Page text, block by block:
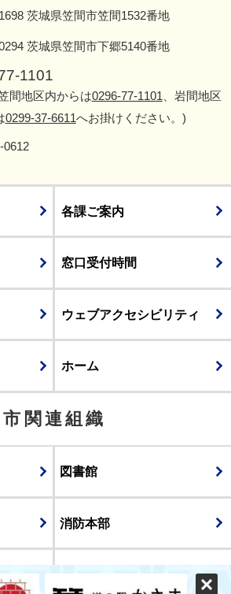
茨城県笠間市笠間1532番地
茨城県笠間市下郷5140番地
1101
間地区内からは0296-77-1101 、岩間地区
0299-37-6611へお掛けください。)
0612
各課ご案内
窓口受付時間
ウェブアクセシビリティ
ホーム
市関連組織
図書館
消防本部